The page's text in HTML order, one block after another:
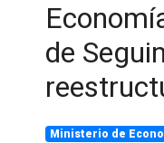
de
Ministerio de